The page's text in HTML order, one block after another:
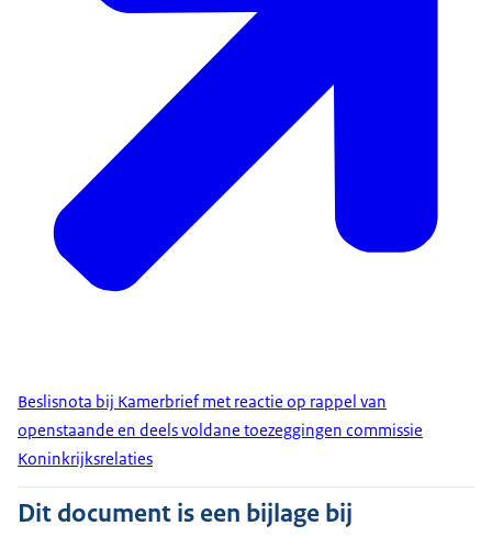
Beslisnota bij Kamerbrief met reactie op rappel van
openstaande en deels voldane toezeggingen commissie
Koninkrijksrelaties
Dit document is een bijlage bij